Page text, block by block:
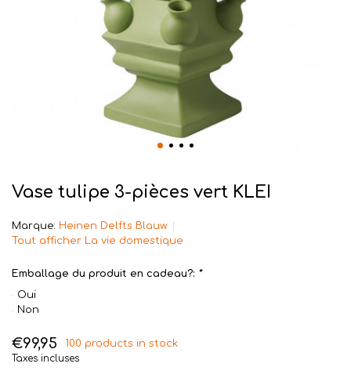
Vase tulipe 3-pièces vert KLEI
Marque: Heinen Delfts Blauw
Tout afficher La vie domestique
Emballage du produit en cadeau?: *
Oui
Non
€99,95
100 products in stock
Taxes incluses